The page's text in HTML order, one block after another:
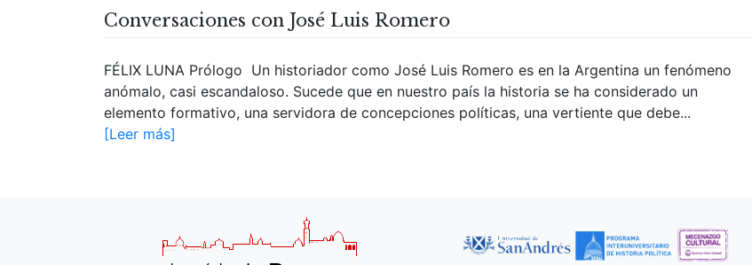
Conversaciones con José Luis Romero
FÉLIX LUNA Prólogo Un historiador como José Luis Romero es en la Argentina un fenómeno
anómalo, casi escandaloso. Sucede que en nuestro país la historia se ha considerado un
elemento formativo, una servidora de concepciones políticas, una vertiente que debe...
[Leer más]